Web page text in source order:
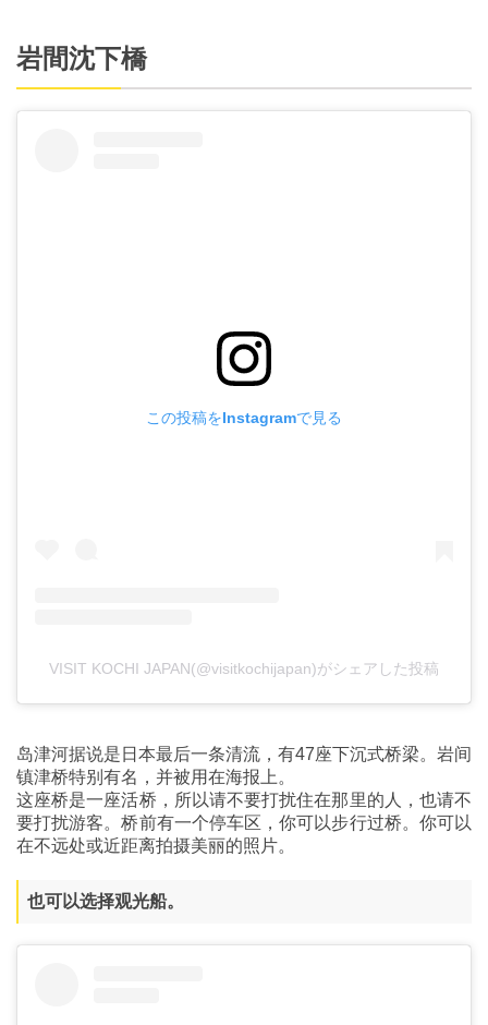
岩間沈下橋
この投稿をInstagramで見る
VISIT KOCHI JAPAN(@visitkochijapan)がシェアした投稿
岛津河据说是日本最后一条清流，有47座下沉式桥梁。岩间
镇津桥特别有名，并被用在海报上。
这座桥是一座活桥，所以请不要打扰住在那里的人，也请不
要打扰游客。桥前有一个停车区，你可以步行过桥。你可以
在不远处或近距离拍摄美丽的照片。
也可以选择观光船。